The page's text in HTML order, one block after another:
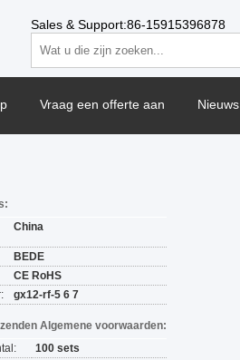
Sales & Support:86-15915396878
Vraag een offerte aan Nieuws
China
BEDE
CE RoHS
gx12-rf-5 6 7
Algemene voorwaarden:
100 sets